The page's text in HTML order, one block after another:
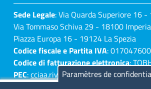
Sede Legale: Via Quarda Superiore 16
Via Tommaso Schiva 29 - 18100 Imperia
Piazza Europa 16 - 19124 La Spezia
Codice fiscale e Partita IVA:
Codice di fatturazione elettronica:
PEC:cciaa.rivlig@legalmail.it
Paramètres de